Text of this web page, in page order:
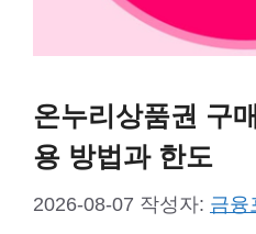
온누리상품권 구
용 방법과 한도
2026-08-07 작성자: 금융